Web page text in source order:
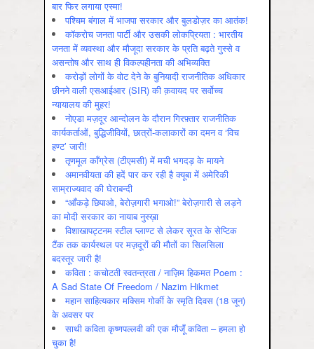
बार फिर लगाया एस्मा!
पश्चिम बंगाल में भाजपा सरकार और बुलडोज़र का आतंक!
कॉकरोच जनता पार्टी और उसकी लोकप्रियता : भारतीय
जनता में व्‍यवस्‍था और मौजूदा सरकार के प्रति बढ़ते गुस्‍से व
असन्‍तोष और साथ ही विकल्‍पहीनता की अभिव्‍यक्ति
करोड़ों लोगों के वोट देने के बुनियादी राजनीतिक अधिकार
छीनने वाली एसआईआर (SIR) की क़वायद पर सर्वोच्च
न्यायालय की मुहर!
नोएडा मज़दूर आन्दोलन के दौरान गिरफ़्तार राजनीतिक
कार्यकर्ताओं, बुद्धिजीवियों, छात्रों-कलाकारों का दमन व ‘विच
हण्ट’ जारी!
तृणमूल काँग्रेस (टीएमसी) में मची भगदड़ के मायने
अमानवीयता की हदें पार कर रही है क्यूबा में अमेरिकी
साम्राज्यवाद की घेराबन्दी
“आँकड़े छिपाओ, बेरोज़गारी भगाओ!” बेरोज़गारी से लड़ने
का मोदी सरकार का नायाब नुस्ख़ा
विशाखापट्टनम स्टील प्लाण्ट से लेकर सूरत के सेप्टिक
टैंक तक कार्यस्थल पर मज़दूरों की मौतों का सिलसिला
बदस्तूर जारी है!
कविता : कचोटती स्वतन्त्रता / नाज़िम हिकमत Poem :
A Sad State Of Freedom / Nazim Hikmet
महान साहित्यकार मक्सिम गोर्की के स्मृति दिवस (18 जून)
के अवसर पर
साथी कविता कृष्णपल्लवी की एक मौजूँ कविता – हमला हो
चुका है!